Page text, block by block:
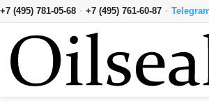
+7 (495) 781-05-68 · +7 (495) 761-60-87 ·
Сальник 15x24x7 TG NBR 70-